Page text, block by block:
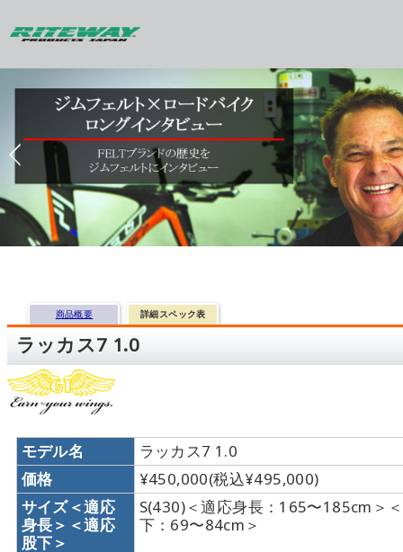
商品概要 詳細スペック表
ラッカス7 1.0
モデル名
ラッカス7 1.0
価格
¥450,000(税込¥495,000)
サイズ＜適応
身長＞＜適応
股下＞
S(430)＜適応身長：165〜185cm＞
下：69〜84cm＞